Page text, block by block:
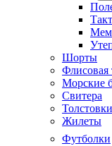
Шорты
Флисовая
Морские
Свитера
Толстовки
Жилеты
Футболки